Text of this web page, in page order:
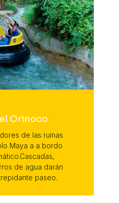
Orinoco
de las ruinas
Maya a a bordo
de agua darán
paseo.